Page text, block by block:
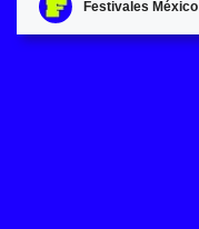
Festivales México